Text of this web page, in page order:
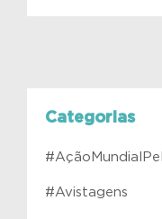
Categorias
#Avistagens